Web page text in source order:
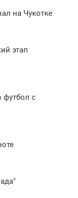
на Чукотке
этап
футбол с